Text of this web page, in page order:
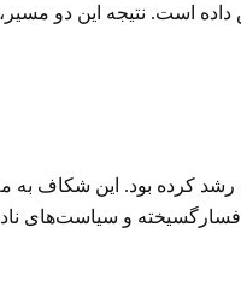
است. نتیجه این دو
مرکز آمار، سطح عمومی قیمت‌ها از ابتدای ۱۴۰۴ تا پایان آبان ۲۷ درصد
و سیاست‌های